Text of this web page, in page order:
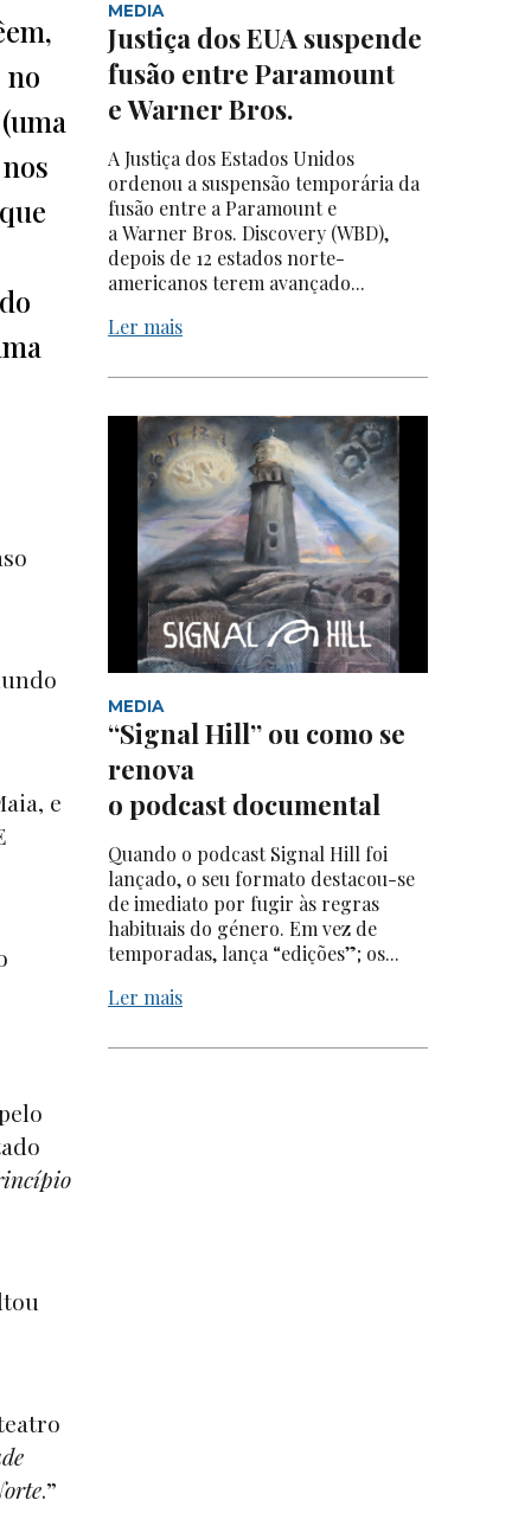
e
.”
MEDIA
Justiça dos EUA suspende
fusão entre Paramount
e Warner Bros.
A Justiça dos Estados Unidos
ordenou a suspensão temporária da
fusão entre a Paramount e
a Warner Bros. Discovery (WBD),
depois de 12 estados norte-
americanos terem avançado...
Ler mais
MEDIA
“Signal Hill” ou como se
renova
o podcast documental
Quando o podcast Signal Hill foi
lançado, o seu formato destacou-se
de imediato por fugir às regras
habituais do género. Em vez de
temporadas, lança “edições”; os...
Ler mais